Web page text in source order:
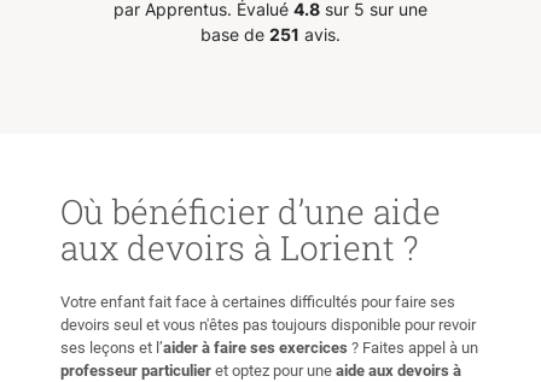
elle, ces cours ne dégagent aucun
par Apprentus. Évalué 4.8 sur 5 sur une
base de 251 avis.
Où bénéficier d’une aide
aux devoirs à Lorient ?
Votre enfant fait face à certaines difficultés pour faire ses
devoirs seul et vous n'êtes pas toujours disponible pour revoir
ses leçons et l’aider à faire ses exercices ? Faites appel à un
professeur particulier et optez pour une aide aux devoirs à